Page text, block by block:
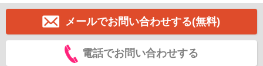
メールでお問い合わせする(無料)
電話でお問い合わせする